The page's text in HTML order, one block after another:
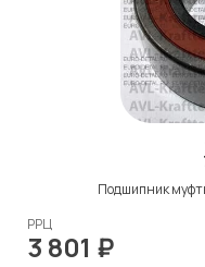
Подшипник
РРЦ
3 801 ₽